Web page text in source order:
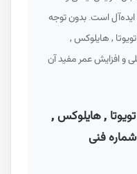
است. بدون توجه
, هایلوکس ,
افزایش عمر مفید آن
, هایلوکس ,
فنی